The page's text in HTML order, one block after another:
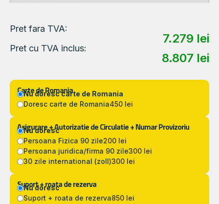
Pret fara TVA:
7.279 lei
Pret cu TVA inclus:
8.807 lei
Carte de Romania
Nu doresc carte de Romania
Doresc carte de Romania450 lei
Asigurare + Autorizatie de Circulatie + Numar Provizoriu
Nu doresc
Persoana Fizica 90 zile200 lei
Persoana juridica/firma 90 zile300 lei
30 zile international (zoll)300 lei
Suport + roata de rezerva
Nu doresc
Suport + roata de rezerva850 lei